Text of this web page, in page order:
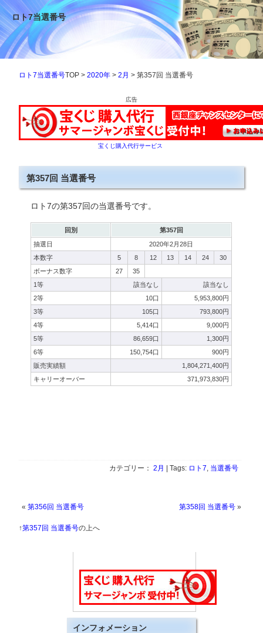
ロト7当選番号
ロト7当選番号TOP >2020年 >2月 > 第357回 当選番号
広告
宝くじ購入代行サービス
第357回 当選番号
ロト7の第357回の当選番号です。
回別
第357回
抽選日
2020年2月28日
本数字
5 8 12 13 14 24
30
ボーナス数字
27
35
1等
該当なし
該当なし
2等
10口
5,953,800円
3等
105口
793,800円
4等
5,414口
9,000円
5等
86,659口
1,300円
6等
150,754口
900円
販売実績額
1,804,271,400円
キャリーオーバー
371,973,830円
カテゴリー： 2月 | Tags: ロト7 当選番号
«第356回 当選番号 第358回 当選番号»
↑第357回 当選番号の上へ
インフォメーション